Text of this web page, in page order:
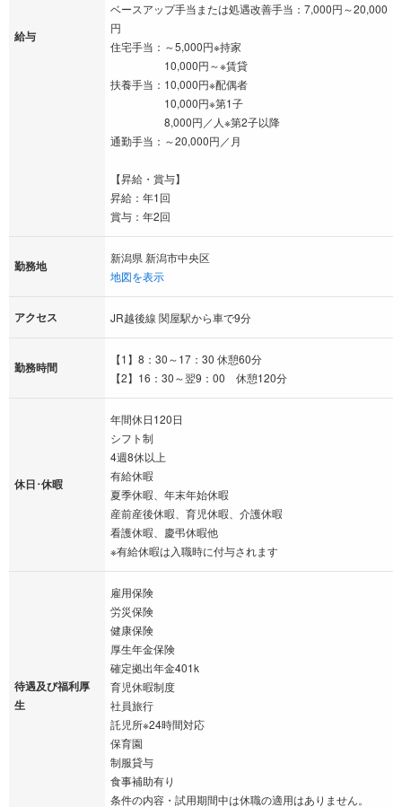
給与
ベースアップ手当または処遇改善手当：7,000円～20,000
円
住宅手当：～5,000円※持家
10,000円～※賃貸
扶養手当：10,000円※配偶者
10,000円※第1子
8,000円／人※第2子以降
通勤手当：～20,000円／月
【昇給・賞与】
昇給：年1回
賞与：年2回
勤務地
新潟県 新潟市中央区
地図を表示
アクセス JR越後線 関屋駅から車で9分
勤務時間
【1】8：30～17：30 休憩60分
【2】16：30～翌9：00 休憩120分
休日･休暇
年間休日120日
シフト制
4週8休以上
有給休暇
夏季休暇、年末年始休暇
産前産後休暇、育児休暇、介護休暇
看護休暇、慶弔休暇他
※有給休暇は入職時に付与されます
待遇及び福利厚
生
雇用保険
労災保険
健康保険
厚生年金保険
確定拠出年金401k
育児休暇制度
社員旅行
託児所※24時間対応
保育園
制服貸与
食事補助有り
条件の内容・試用期間中は休職の適用はありません。